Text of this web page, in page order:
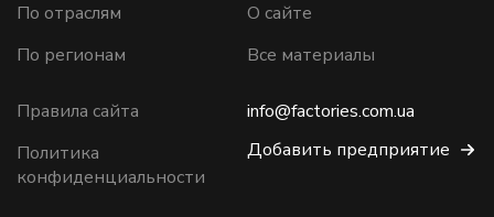
По отраслям
По регионам
О сайте
Все материалы
Правила сайта
Политика
конфиденциальности
info@factories.com.ua
Добавить предприятие